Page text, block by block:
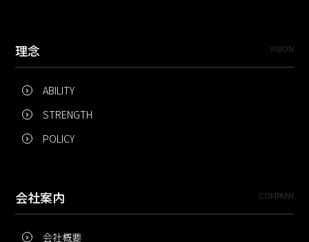
理念 VISION
ABILITY
STRENGTH
POLICY
会社案内 COMPANY
会社概要